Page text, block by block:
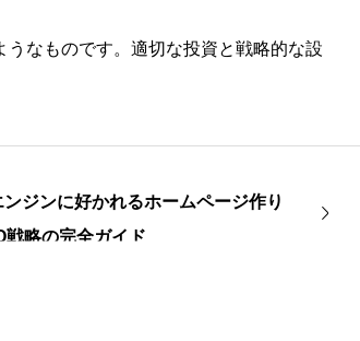
なものです。適切な投資と戦略的な設
ジンに好かれるホームページ作り
戦略の完全ガイド